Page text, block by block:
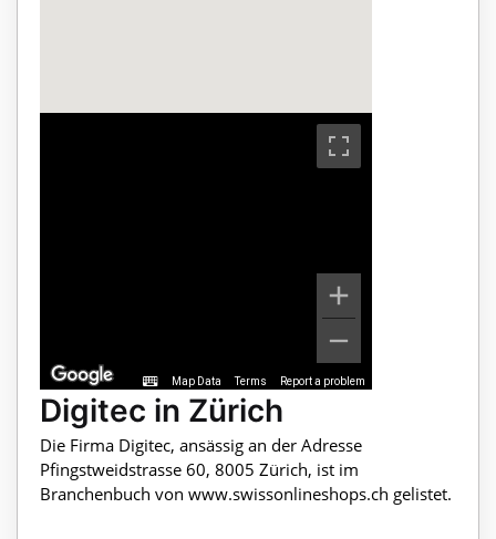
Map Data Terms Report a problem
Digitec in Zürich
Die Firma Digitec, ansässig an der Adresse
Pfingstweidstrasse 60, 8005 Zürich, ist im
Branchenbuch von www.swissonlineshops.ch gelistet.